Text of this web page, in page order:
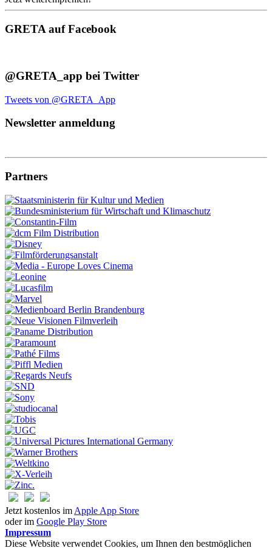
GRETA auf Facebook
@GRETA_app bei Twitter
Tweets von @GRETA_App
Newsletter anmeldung
Partners
Jetzt kostenlos im Apple App Store
oder im Google Play Store
Impressum
Diese Website verwendet Cookies, um Ihnen den bestmöglichen